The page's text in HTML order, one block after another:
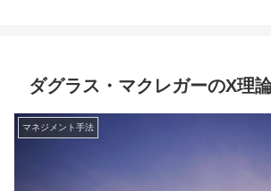
ダグラス・マクレガーのX理
マネジメント手法